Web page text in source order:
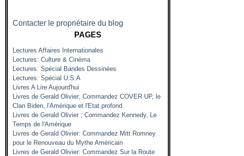
Contacter le propriétaire du blog
PAGES
Lectures Affaires Internationales
Lectures: Culture & Cinéma
Lectures: Spécial Bandes Dessinées
Lectures: Spécial U.S.A
Livres A Lire Aujourd'hui
Livres de Gerald Olivier; Commandez COVER UP, le
Clan Biden, l'Amérique et l'Etat profond
Livres de Gerald Olivier ; Commandez Kennedy, Le
Temps de l'Amérique
Livres de Gerald Olivier: Commandez Mitt Romney
pour le Renouveau du Mythe Américain
Livres de Gerald Olivier: Commandez Sur la Route